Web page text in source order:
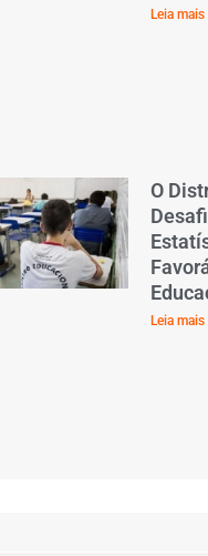
Leia mais
O
Leia mais